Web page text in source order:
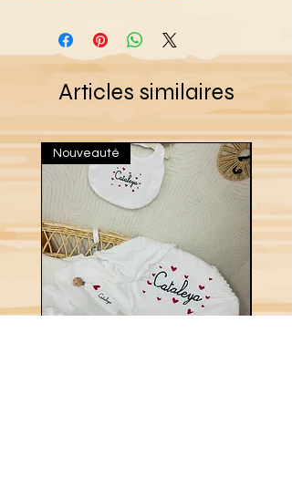
Articles similaires
Nouveauté